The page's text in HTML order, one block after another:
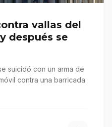
vallas del
después se
suicidó con un arma de
contra una barricada